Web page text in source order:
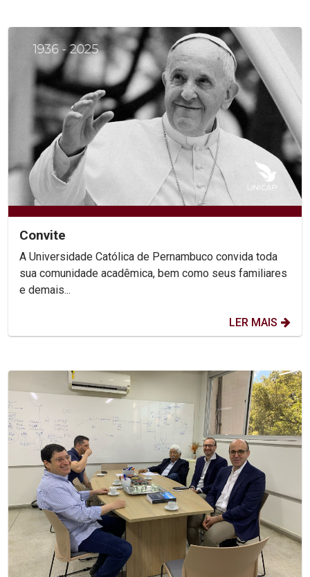
Convite
A Universidade Católica de Pernambuco convida toda
sua comunidade acadêmica, bem como seus familiares
e demais...
LER MAIS